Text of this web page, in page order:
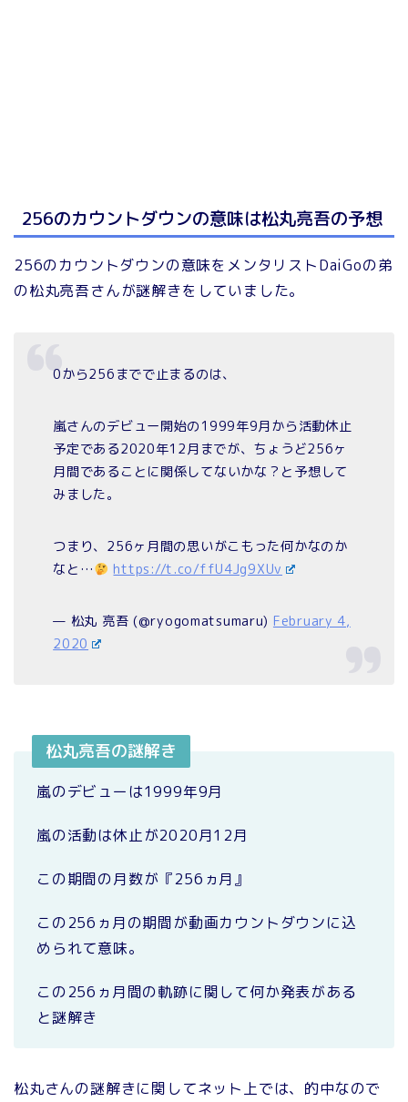
256のカウントダウンの意味は松丸亮吾の予想
256のカウントダウンの意味をメンタリストDaiGoの弟
の松丸亮吾さんが謎解きをしていました。
0から256までで止まるのは、
嵐さんのデビュー開始の1999年9月から活動休止
予定である2020年12月までが、ちょうど256ヶ
月間であることに関係してないかな？と予想して
みました。
つまり、256ヶ月間の思いがこもった何かなのか
なと…
https://t.co/ffU4Jg9XUv
— 松丸 亮吾 (@ryogomatsumaru) February 4,
2020
松丸亮吾の謎解き
嵐のデビューは1999年9月
嵐の活動は休止が2020月12月
この期間の月数が『256ヵ月』
この256ヵ月の期間が動画カウントダウンに込
められて意味。
この256ヵ月間の軌跡に関して何か発表がある
と謎解き
松丸さんの謎解きに関してネット上では、的中なので